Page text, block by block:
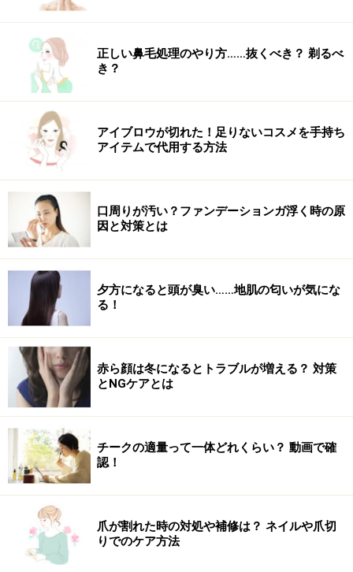
正しい鼻毛処理のやり方……抜くべき？ 剃るべ
き？
アイブロウが切れた！足りないコスメを手持ち
アイテムで代用する方法
口周りが汚い？ファンデーションガ浮く時の原
因と対策とは
夕方になると頭が臭い……地肌の匂いが気にな
る！
赤ら顔は冬になるとトラブルが増える？ 対策
とNGケアとは
チークの適量って一体どれくらい？ 動画で確
認！
爪が割れた時の対処や補修は？ ネイルや爪切
りでのケア方法